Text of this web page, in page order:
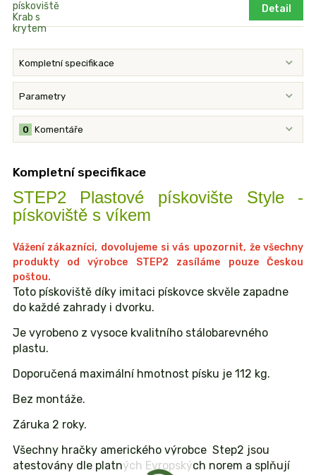
Detail
Kompletní specifikace
Parametry
Komentáře
0
Kompletní specifikace
STEP2 Plastové pískovište Style -
pískoviště s víkem
Vážení zákazníci, dovolujeme si vás upozornit, že všechny
produkty od výrobce STEP2 zasíláme pouze Českou
poštou.
Toto pískoviště díky imitaci pískovce skvěle zapadne
do každé zahrady i dvorku.
Je vyrobeno z vysoce kvalitního stálobarevného
plastu.
Doporučená maximální hmotnost písku je 112 kg.
Bez montáže.
Záruka 2 roky.
Všechny hračky amerického výrobce Step2 jsou
atestovány dle platných Evropských norem a splňují